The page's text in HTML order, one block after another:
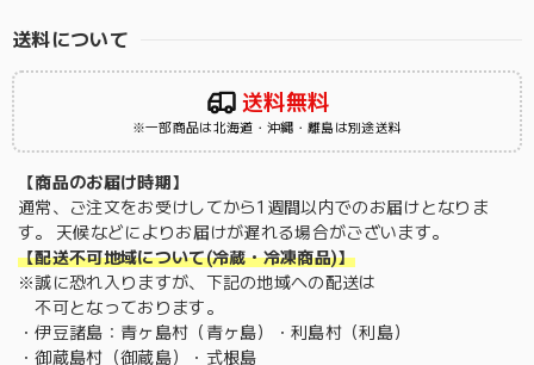
送料について
送料無料
※一部商品は北海道・沖縄・離島は別途送料
【商品のお届け時期】
通常、ご注文をお受けしてから1週間以内でのお届けとなりま
す。 天候などによりお届けが遅れる場合がございます。
【配送不可地域について(冷蔵・冷凍商品)】
※誠に恐れ入りますが、下記の地域への配送は
不可となっております。
・伊豆諸島：青ヶ島村（青ヶ島）・利島村（利島）
・御蔵島村（御蔵島）・式根島